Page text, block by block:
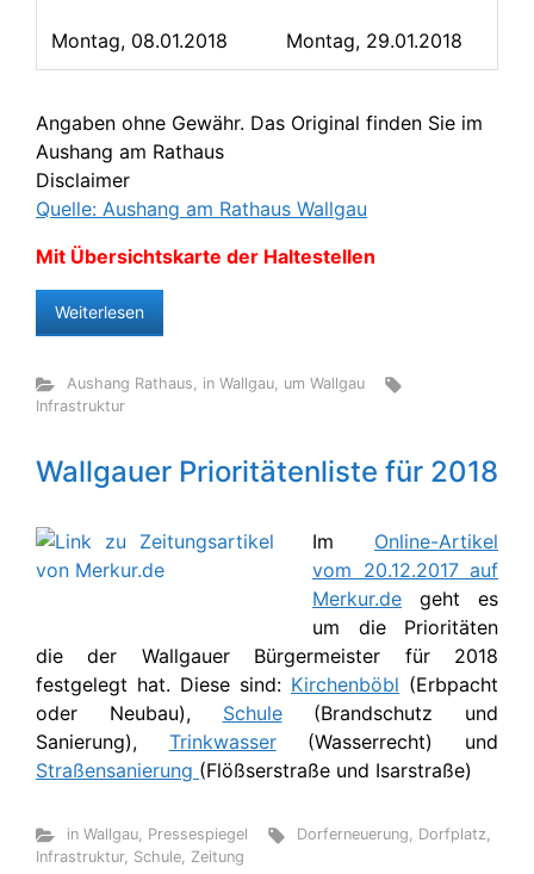
Montag, 08.01.2018 Montag, 29.01.2018
Angaben ohne Gewähr. Das Original finden Sie im
Aushang am Rathaus
Disclaimer
Quelle: Aushang am Rathaus Wallgau
Mit Übersichtskarte der Haltestellen
Weiterlesen
Aushang Rathaus, in Wallgau, um Wallgau
Infrastruktur
Wallgauer Prioritätenliste für 2018
Im Online-Artikel
vom 20.12.2017 auf
Merkur.de geht es
um die Prioritäten
die der Wallgauer Bürgermeister für 2018
festgelegt hat. Diese sind: Kirchenböbl (Erbpacht
oder Neubau), Schule(Brandschutz und
Sanierung), Trinkwasser(Wasserrecht) und
Straßensanierung (Flößserstraße und Isarstraße)
in Wallgau, Pressespiegel Dorferneuerung, Dorfplatz,
Infrastruktur, Schule, Zeitung